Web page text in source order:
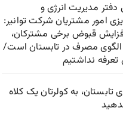
دفتر مدیریت انرژی و
امور مشتریان شرکت توانیر:
قبوض برخی مشترکان،
الگوی مصرف در تابستان است/
تعرفه نداشتیم
تابستان، به کولرتان یک کلاه